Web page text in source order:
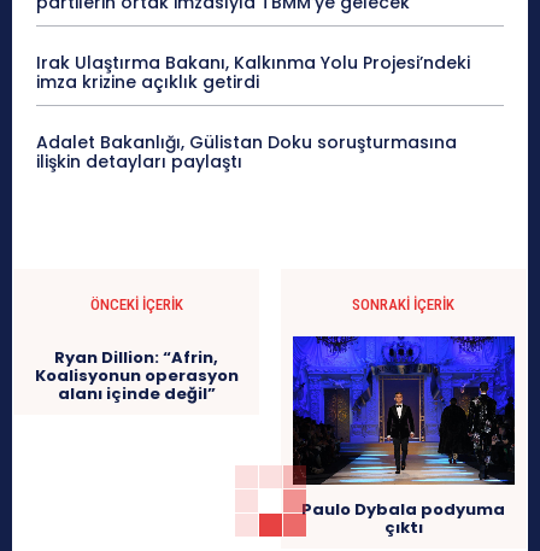
Irak Ulaştırma Bakanı, Kalkınma Yolu Projesi’ndeki
imza krizine açıklık getirdi
Adalet Bakanlığı, Gülistan Doku soruşturmasına
ilişkin detayları paylaştı
ÖNCEKI İÇERIK
Ryan Dillion: “Afrin,
Koalisyonun operasyon
alanı içinde değil”
SONRAKI İÇERIK
Paulo Dybala podyuma
çıktı